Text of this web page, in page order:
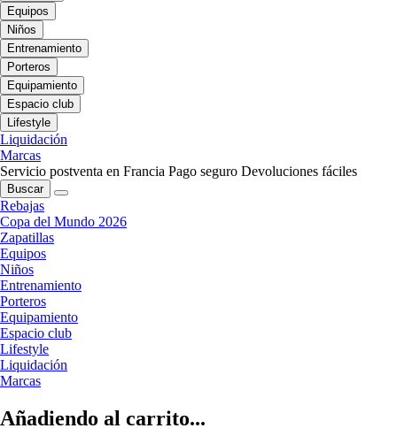
Equipos
Niños
Entrenamiento
Porteros
Equipamiento
Espacio club
Lifestyle
Liquidación
Marcas
Servicio postventa en Francia Pago seguro Devoluciones fáciles
Buscar
Rebajas
Copa del Mundo 2026
Zapatillas
Equipos
Niños
Entrenamiento
Porteros
Equipamiento
Espacio club
Lifestyle
Liquidación
Marcas
Añadiendo al carrito...